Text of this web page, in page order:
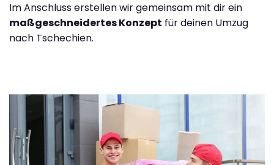
Im Anschluss erstellen wir gemeinsam mit dir ein
maßgeschneidertes Konzept für deinen Umzug
nach Tschechien.